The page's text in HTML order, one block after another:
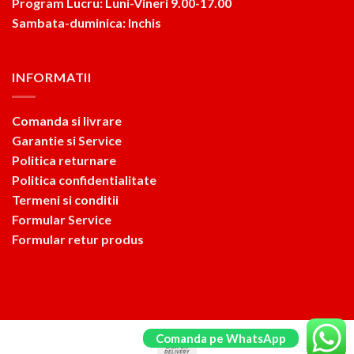
Sambata-duminica: Inchis
INFORMATII
Comanda si livrare
Garantie si Service
Politica returnare
Politica confidentialitate
Termeni si conditii
Formular Service
Formular retur produs
Comanda pe WhatsApp